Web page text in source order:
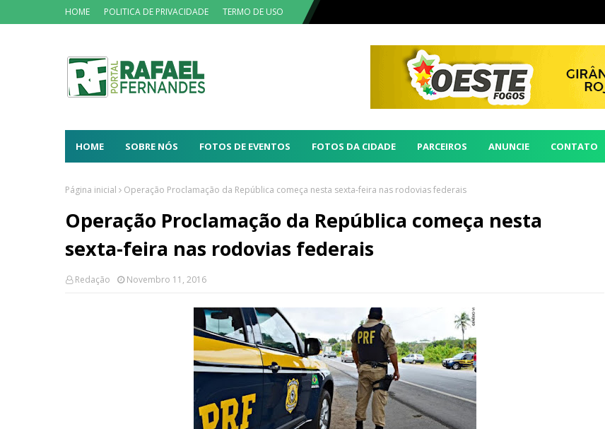
HOME POLITICA DE PRIVACIDADE TERMO DE USO
HOME SOBRE NÓS FOTOS DE EVENTOS FOTOS DA CIDADE PARCEIROS ANUNCIE CONTATO
Página inicial Operação Proclamação da República começa nesta sexta-feira nas rodovias federais
Operação Proclamação da República começa nesta
sexta-feira nas rodovias federais
Redação Novembro 11, 2016